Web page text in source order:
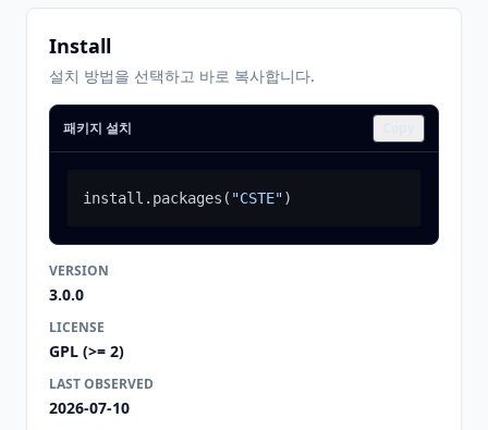
Install
설치 방법을 선택하고 바로 복사합니다.
패키지 설치
install.packages ( "CSTE")
VERSION
3.0.0
LICENSE
GPL (>= 2)
LAST OBSERVED
2026-07-10